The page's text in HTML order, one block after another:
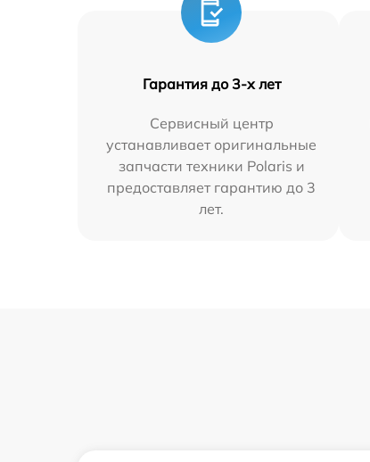
Гарантия до 3-х лет
Сервисный центр
устанавливает оригинальные
запчасти техники Polaris и
предоставляет гарантию до 3
лет.